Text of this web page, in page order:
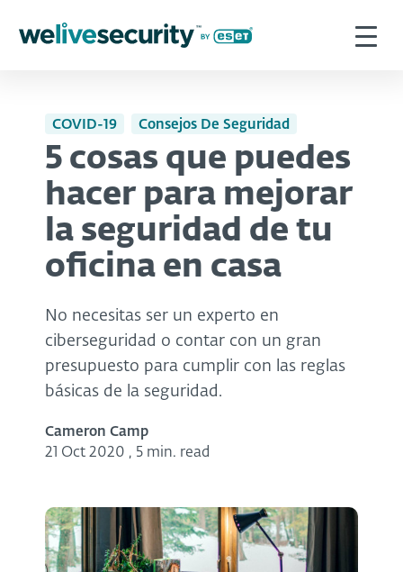
COVID-19 Consejos De Seguridad
5 cosas que puedes
hacer para mejorar
la seguridad de tu
oficina en casa
No necesitas ser un experto en
ciberseguridad o contar con un gran
presupuesto para cumplir con las reglas
básicas de la seguridad.
Cameron Camp
21 Oct 2020 , 5 min. read